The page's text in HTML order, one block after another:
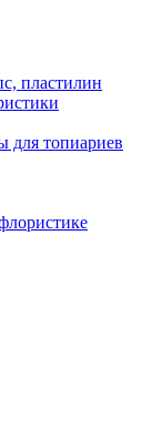
пластилин
для топиариев